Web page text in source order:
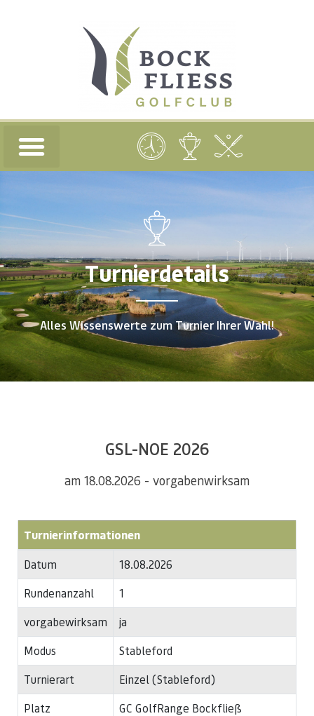
Turnierdetails
Alles Wissenswerte zum Turnier Ihrer Wahl!
GSL-NOE 2026
am 18.08.2026 - vorgabenwirksam
Turnierinformationen
Datum
18.08.2026
Rundenanzahl
1
vorgabewirksam
ja
Modus
Stableford
Turnierart
Einzel (Stableford)
Platz
GC GolfRange Bockfließ